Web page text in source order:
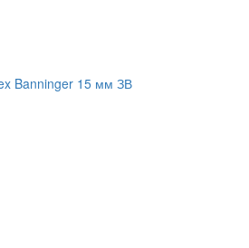
Banninger 15 мм ЗВ